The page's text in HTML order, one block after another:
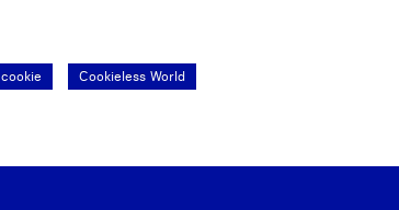
Cookieless World